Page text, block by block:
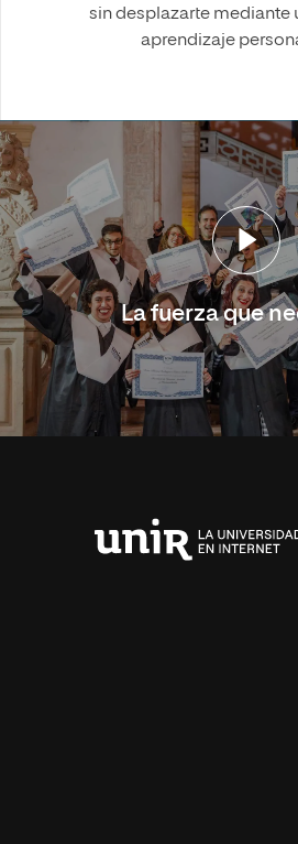
sin desplazarte mediante
aprendizaje
La fuerza que